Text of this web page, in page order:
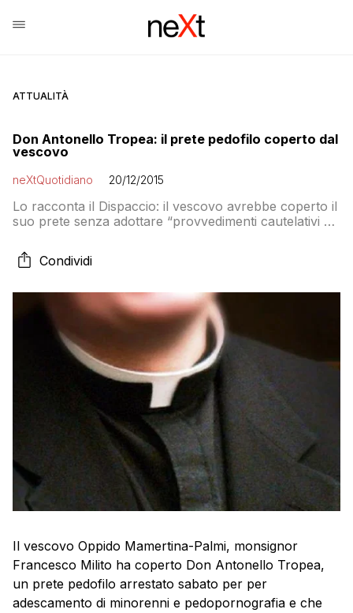
ATTUALITÀ
Don Antonello Tropea: il prete pedofilo coperto dal
vescovo
neXtQuotidiano 20/12/2015
Lo racconta il Dispaccio: il vescovo avrebbe coperto il
suo prete senza adottare “provvedimenti cautelativi né
giudice non lo indaga. Anche se lui consigliava anche
di non parlare con i carabinieri
Condividi
Il vescovo Oppido Mamertina-Palmi, monsignor
Francesco Milito ha coperto Don Antonello Tropea,
un prete pedofilo arrestato sabato per per
adescamento di minorenni e pedopornografia e che